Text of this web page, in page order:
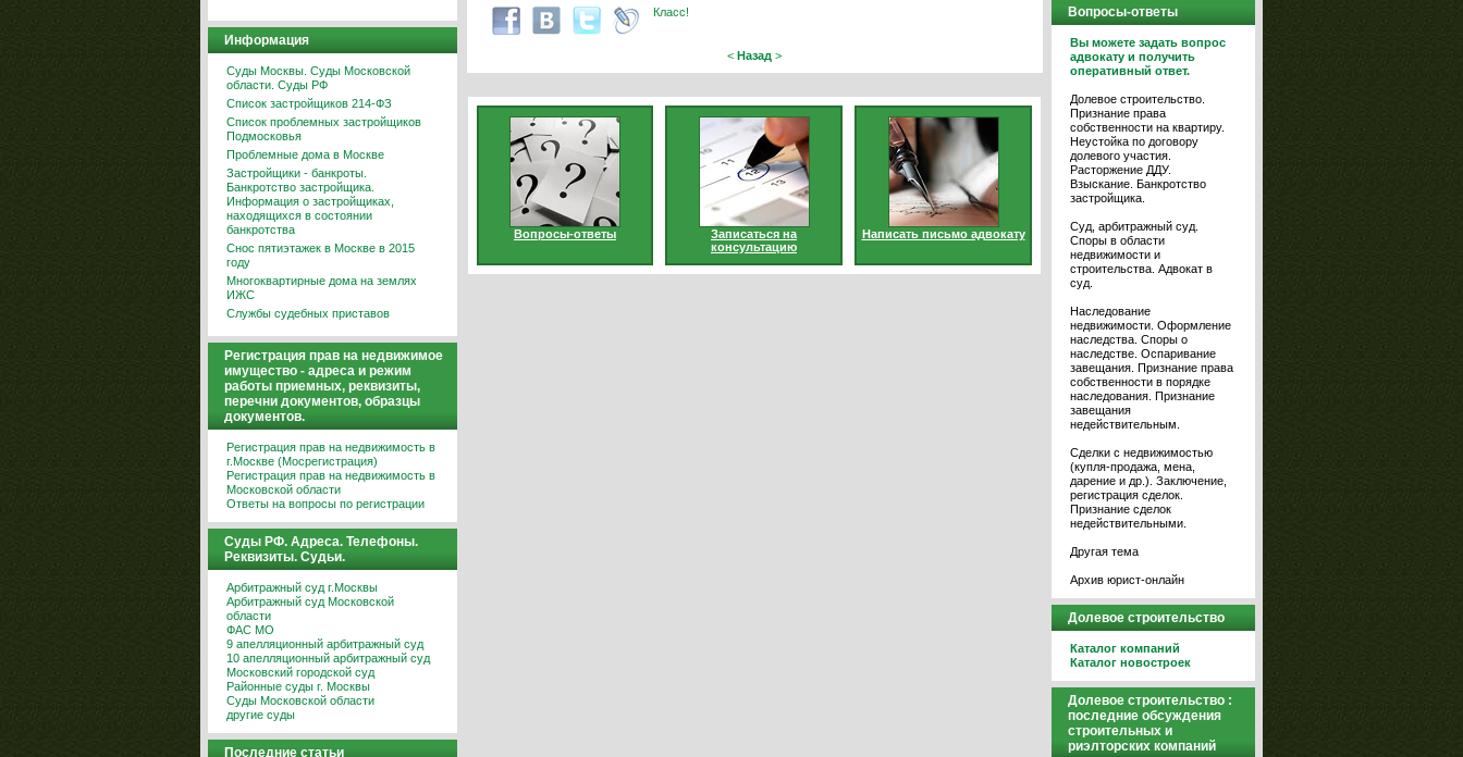
Информация
Суды Москвы. Суды Московской
области. Суды РФ
Список застройщиков 214-ФЗ
Список проблемных застройщиков
Подмосковья
Проблемные дома в Москве
Застройщики - банкроты.
Банкротство застройщика.
Информация о застройщиках,
находящихся в состоянии
банкротства
Снос пятиэтажек в Москве в 2015
году
Многоквартирные дома на землях
ИЖС
Службы судебных приставов
Регистрация прав на недвижимое
имущество - адреса и режим
работы приемных, реквизиты,
перечни документов, образцы
документов.
Регистрация прав на недвижимость в
г.Москве (Мосрегистрация)
Регистрация прав на недвижимость в
Московской области
Ответы на вопросы по регистрации
Суды РФ. Адреса. Телефоны.
Реквизиты. Судьи.
Арбитражный суд г.Москвы
Арбитражный суд Московской
области
ФАС МО
9 апелляционный арбитражный суд
10 апелляционный арбитражный суд
Московский городской суд
Районные суды г. Москвы
Суды Московской области
другие суды
Последние статьи
Класс!
< Назад >
Вопросы-ответы
Записаться на
консультацию
Написать письмо адвокату
Вопросы-ответы
Вы можете задать вопрос
адвокату и получить
оперативный ответ.
Долевое строительство.
Признание права
собственности на квартиру.
Неустойка по договору
долевого участия.
Расторжение ДДУ.
Взыскание. Банкротство
застройщика.
Суд, арбитражный суд.
Споры в области
недвижимости и
строительства. Адвокат в
суд.
Наследование
недвижимости. Оформление
наследства. Споры о
наследстве. Оспаривание
завещания. Признание права
собственности в порядке
наследования. Признание
завещания
недействительным.
Сделки с недвижимостью
(купля-продажа, мена,
дарение и др.). Заключение,
регистрация сделок.
Признание сделок
недействительными.
Другая тема
Архив юрист-онлайн
Долевое строительство
Каталог компаний
Каталог новостроек
Долевое строительство :
последние обсуждения
строительных и
риэлторских компаний